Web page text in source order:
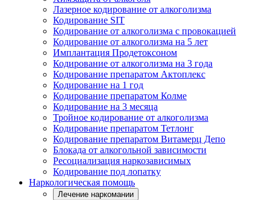
Лазерное кодирование от алкоголизма
Кодирование SIT
Кодирование от алкоголизма с провокацией
Кодирование от алкоголизма на 5 лет
Имплантация Продетоксоном
Кодирование от алкоголизма на 3 года
Кодирование препаратом Актоплекс
Кодирование на 1 год
Кодирование препаратом Колме
Кодирование на 3 месяца
Тройное кодирование от алкоголизма
Кодирование препаратом Тетлонг
Кодирование препаратом Витамерц Депо
Блокада от алкогольной зависимости
Ресоциализация наркозависимых
Кодирование под лопатку
Наркологическая помощь
Лечение наркомании